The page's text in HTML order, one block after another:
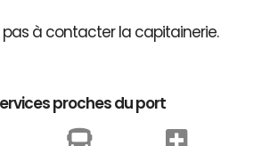
pas à contacter la capitainerie.
proches du port